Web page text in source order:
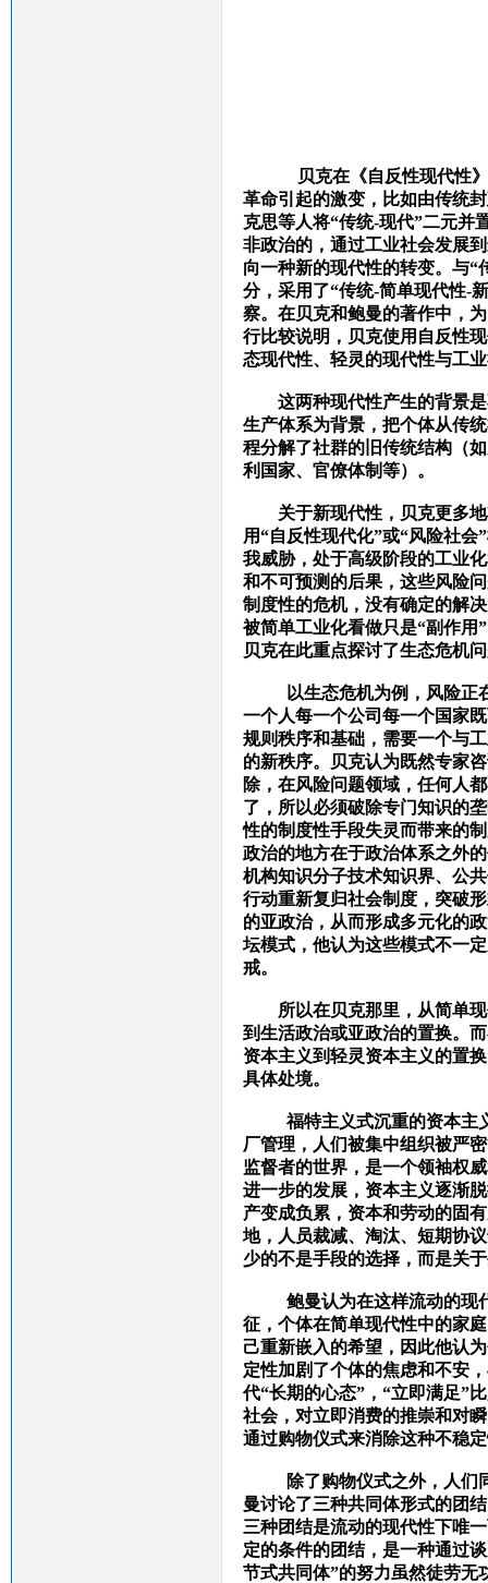
贝克在《自反性现代性
革命引起的激变，比如由传统
克思等人将“传统-现代”二元并
非政治的，通过工业社会发展
向一种新的现代性的转变。 与“
分，采用了“传统-简单现代性-
察。在贝克和鲍曼的著作中，
行比较说明，贝克使用自反性
态现代性、轻灵的现代性与工
这两种现代性产生的背景
生产体系为背景，把个体从传
程分解了社群的旧传统结构（
利国家、官僚体制等）。
关于新现代性，贝克更多
用“自反性现代化”或“风险社
我威胁，处于高级阶段的工业
和不可预测的后果，这些风险
制度性的危机，没有确定的解
被简单工业化看做只是“副作用
贝克在此重点探讨了生态危机
以生态危机为例，风险正在
一个人每一个公司每一个国家
规则秩序和基础，需要一个与
的新秩序。
贝克认为既然专家
除，在风险问题领域，任何人
了，所以必须破除专门知识的
性的制度性手段失灵而带来的
政治的地方在于政治体系之外
机构知识分子技术知识界、公
行动重新复归社会制度，突破
的亚政治，从而形成多元化的
坛模式，他认为这些模式不一
戒。
所以在贝克那里，从简单
到生活政治或亚政治的置换。
资本主义到轻灵资本主义的置
具体处境。
福特主义式沉重的资本主义
厂管理，人们被集中组织被严
监督者的世界，是一个领袖权
进一步的发展，资本主义逐渐
产变成负累，资本和劳动的固
地，人员裁减、淘汰、短期协
少的不是手段的选择，而是关
鲍曼认为在这样流动的现
征，个体在简单现代性中的家
己重新嵌入的希望，因此他认
定性加剧了个体的焦虑和不安
代“长期的心态”，“立即满足”
社会，对立即消费的推崇和对
通过购物仪式来消除这种不稳
除了购物仪式之外，人们
曼讨论了三种共同体形式的团
三种团结是流动的现代性下唯
定的条件的团结，是一种通过
节式共同体”的努力虽然徒劳无